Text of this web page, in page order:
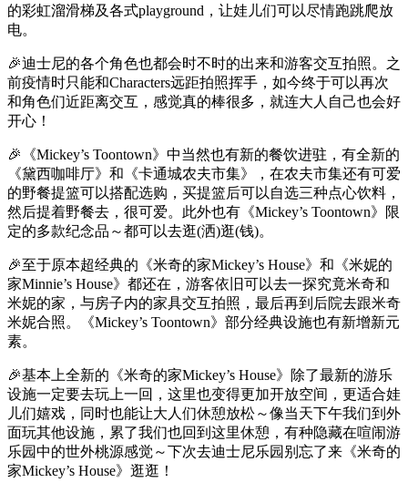
的彩虹溜滑梯及各式playground，让娃儿们可以尽情跑跳爬放
电。
🎉迪士尼的各个角色也都会时不时的出来和游客交互拍照。之
前疫情时只能和Characters远距拍照挥手，如今终于可以再次
和角色们近距离交互，感觉真的棒很多，就连大人自己也会好
开心！
🎉《Mickey’s Toontown》中当然也有新的餐饮进驻，有全新的
《黛西咖啡厅》和《卡通城农夫市集》，在农夫市集还有可爱
的野餐提篮可以搭配选购，买提篮后可以自选三种点心饮料，
然后提着野餐去，很可爱。此外也有《Mickey’s Toontown》限
定的多款纪念品～都可以去逛(洒)逛(钱)。
🎉至于原本超经典的《米奇的家Mickey’s House》和《米妮的
家Minnie’s House》都还在，游客依旧可以去一探究竟米奇和
米妮的家，与房子内的家具交互拍照，最后再到后院去跟米奇
米妮合照。《Mickey’s Toontown》部分经典设施也有新增新元
素。
🎉基本上全新的《米奇的家Mickey’s House》除了最新的游乐
设施一定要去玩上一回，这里也变得更加开放空间，更适合娃
儿们嬉戏，同时也能让大人们休憩放松～像当天下午我们到外
面玩其他设施，累了我们也回到这里休憩，有种隐藏在喧闹游
乐园中的世外桃源感觉～下次去迪士尼乐园别忘了来《米奇的
家Mickey’s House》逛逛！